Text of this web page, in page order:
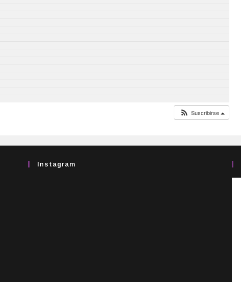
Suscribirse
Instagram